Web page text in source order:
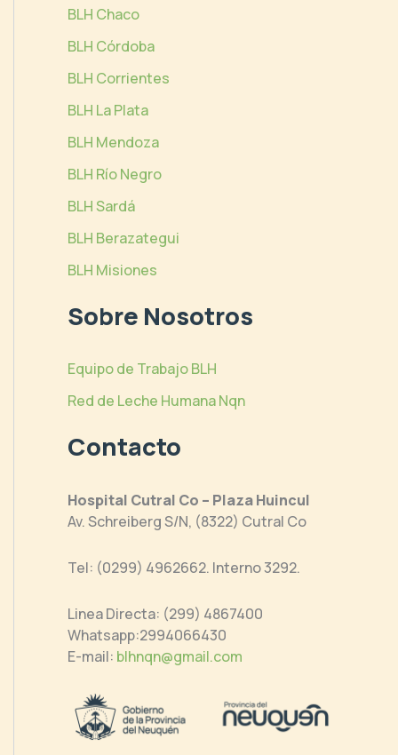
BLH Chaco
BLH Córdoba
BLH Corrientes
BLH La Plata
BLH Mendoza
BLH Río Negro
BLH Sardá
BLH Berazategui
BLH Misiones
Sobre Nosotros
Equipo de Trabajo BLH
Red de Leche Humana Nqn
Contacto
Hospital Cutral Co – Plaza Huincul
Av. Schreiberg S/N, (8322) Cutral Co
Tel: (0299) 4962662. Interno 3292.
Linea Directa: (299) 4867400
Whatsapp:2994066430
E-mail: blhnqn@gmail.com